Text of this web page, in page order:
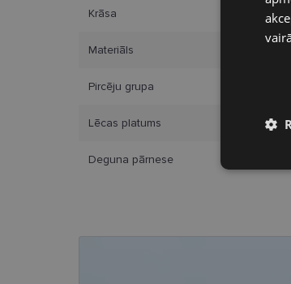
Krāsa
Materiāls
Pircēju grupa
Lēcas platums
Deguna pārnese